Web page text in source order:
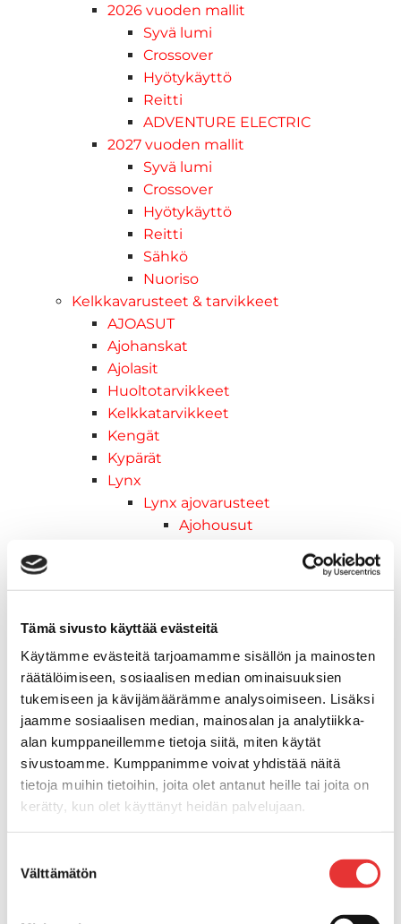
Tämä sivusto käyttää evästeitä
Käytämme evästeitä tarjoamamme sisällön ja mainosten
räätälöimiseen, sosiaalisen median ominaisuuksien
tukemiseen ja kävijämäärämme analysoimiseen. Lisäksi
jaamme sosiaalisen median, mainosalan ja analytiikka-
alan kumppaneillemme tietoja siitä, miten käytät
sivustoamme. Kumppanimme voivat yhdistää näitä
tietoja muihin tietoihin, joita olet antanut heille tai joita on
kerätty, kun olet käyttänyt heidän palvelujaan.
valinta
Välttämätön
2026 vuoden mallit
Syvä lumi
Crossover
Hyötykäyttö
Reitti
ADVENTURE ELECTRIC
2027 vuoden mallit
Syvä lumi
Crossover
Hyötykäyttö
Reitti
Sähkö
Nuoriso
Kelkkavarusteet & tarvikkeet
AJOASUT
Ajohanskat
Ajolasit
Huoltotarvikkeet
Kelkkatarvikkeet
Kengät
Kypärät
Lynx
Lynx ajovarusteet
Ajohousut
Lynx vapaa-ajan asusteet
Lynx vaatetus
Ski-Doo
Ski-Doo ajovarusteet
Ski-Doo vapaa-ajan asusteet
Suojavarusteet
TELAMATOT
Vapaa-aika
Variaattorin hihnat
Woody's ohjausraudat
Mönkijät